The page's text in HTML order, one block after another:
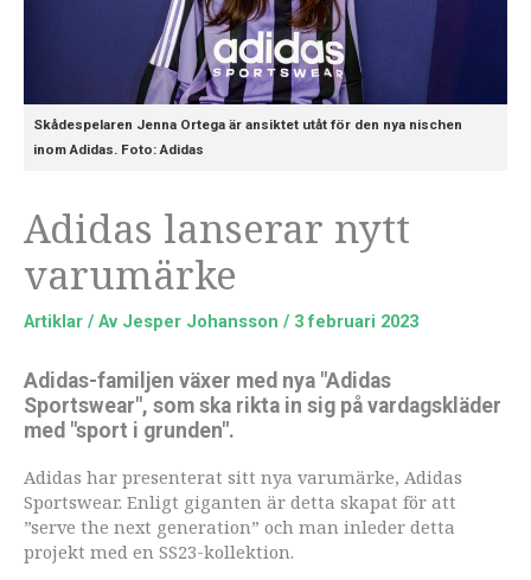
Skådespelaren Jenna Ortega är ansiktet utåt för den nya nischen
inom Adidas. Foto: Adidas
Adidas lanserar nytt
varumärke
Artiklar / Av Jesper Johansson / 3 februari 2023
Adidas-familjen växer med nya "Adidas
Sportswear", som ska rikta in sig på vardagskläder
med "sport i grunden".
Adidas har presenterat sitt nya varumärke, Adidas
Sportswear. Enligt giganten är detta skapat för att
”serve the next generation” och man inleder detta
projekt med en SS23-kollektion.